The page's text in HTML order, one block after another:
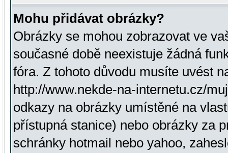
Mohu přidávat obrázky?
Obrázky se mohou zobrazovat ve
současné době neexistuje žádná
fóra. Z tohoto důvodu musíte uvést
http://www.nekde-na-internetu.cz/
odkazy na obrázky umístěné na
přístupná stanice) nebo obrázky za
schránky hotmail nebo yahoo,